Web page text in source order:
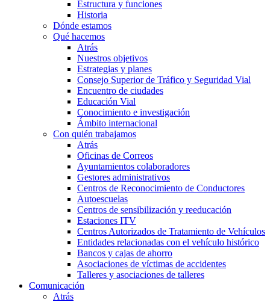
Estructura y funciones
Historia
Dónde estamos
Qué hacemos
Atrás
Nuestros objetivos
Estrategias y planes
Consejo Superior de Tráfico y Seguridad Vial
Encuentro de ciudades
Educación Vial
Conocimiento e investigación
Ámbito internacional
Con quién trabajamos
Atrás
Oficinas de Correos
Ayuntamientos colaboradores
Gestores administrativos
Centros de Reconocimiento de Conductores
Autoescuelas
Centros de sensibilización y reeducación
Estaciones ITV
Centros Autorizados de Tratamiento de Vehículos
Entidades relacionadas con el vehículo histórico
Bancos y cajas de ahorro
Asociaciones de víctimas de accidentes
Talleres y asociaciones de talleres
Comunicación
Atrás